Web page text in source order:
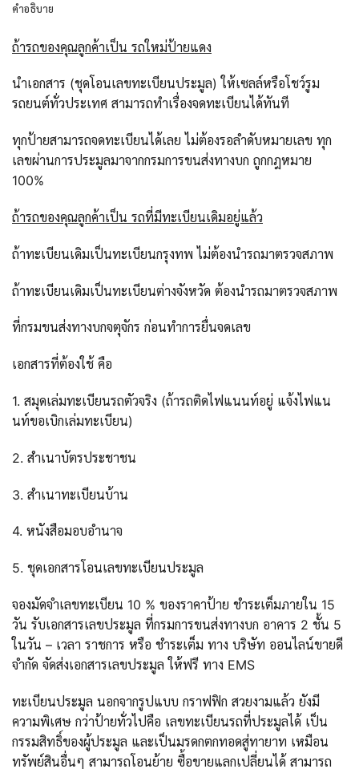
คำอธิบาย
ถ้ารถของคุณลูกค้าเป็น รถใหม่ป้ายแดง
นำเอกสาร (ชุดโอนเลขทะเบียนประมูล) ให้เซลล์หรือโชว์รูม
รถยนต์ทั่วประเทศ สามารถทำเรื่องจดทะเบียนได้ทันที
ทุกป้ายสามารถจดทะเบียนได้เลย ไม่ต้องรอลำดับหมายเลข ทุก
เลขผ่านการประมูลมาจากกรมการขนส่งทางบก ถูกกฎหมาย
100%
ถ้ารถของคุณลูกค้าเป็น รถที่มีทะเบียนเดิมอยู่แล้ว
ถ้าทะเบียนเดิมเป็นทะเบียนกรุงทพ ไม่ต้องนำรถมาตรวจสภาพ
ถ้าทะเบียนเดิมเป็นทะเบียนต่างจังหวัด ต้องนำรถมาตรวจสภาพ
ที่กรมขนส่งทางบกจตุจักร ก่อนทำการยื่นจดเลข
เอกสารที่ต้องใช้ คือ
1. สมุดเล่มทะเบียนรถตัวจริง (ถ้ารถติดไฟแนนท์อยู่ แจ้งไฟแน
นท์ขอเบิกเล่มทะเบียน)
2. สำเนาบัตรประชาชน
3. สำเนาทะเบียนบ้าน
4. หนังสือมอบอำนาจ
5. ชุดเอกสารโอนเลขทะเบียนประมูล
จองมัดจำเลขทะเบียน 10 % ของราคาป้าย ชำระเต็มภายใน 15
วัน รับเอกสารเลขประมูล ที่กรมการขนส่งทางบก อาคาร 2 ชั้น 5
ในวัน – เวลา ราชการ หรือ ชำระเต็ม ทาง บริษัท ออนไลน์ขายดี
จำกัด จัดส่งเอกสารเลขประมูล ให้ฟรี ทาง EMS
ทะเบียนประมูล นอกจากรูปแบบ กราฟฟิก สวยงามแล้ว ยังมี
ความพิเศษ กว่าป้ายทั่วไปคือ เลขทะเบียนรถที่ประมูลได้ เป็น
กรรมสิทธิ์ของผู้ประมูล และเป็นมรดกตกทอดสู่ทายาท เหมือน
ทรัพย์สินอื่นๆ สามารถโอนย้าย ซื้อขายแลกเปลี่ยนได้ สามารถ